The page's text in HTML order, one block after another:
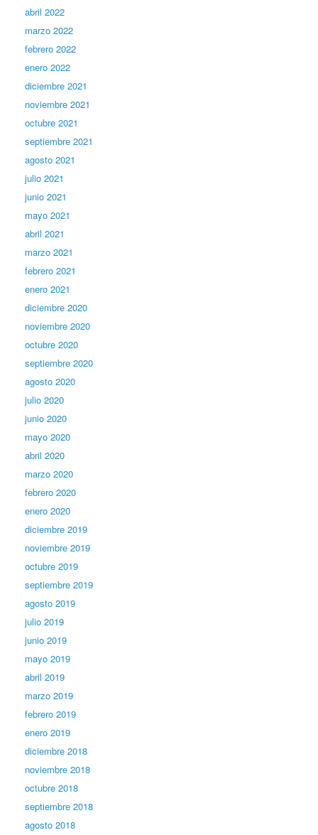
abril 2022
marzo 2022
febrero 2022
enero 2022
diciembre 2021
noviembre 2021
octubre 2021
septiembre 2021
agosto 2021
julio 2021
junio 2021
mayo 2021
abril 2021
marzo 2021
febrero 2021
enero 2021
diciembre 2020
noviembre 2020
octubre 2020
septiembre 2020
agosto 2020
julio 2020
junio 2020
mayo 2020
abril 2020
marzo 2020
febrero 2020
enero 2020
diciembre 2019
noviembre 2019
octubre 2019
septiembre 2019
agosto 2019
julio 2019
junio 2019
mayo 2019
abril 2019
marzo 2019
febrero 2019
enero 2019
diciembre 2018
noviembre 2018
octubre 2018
septiembre 2018
agosto 2018